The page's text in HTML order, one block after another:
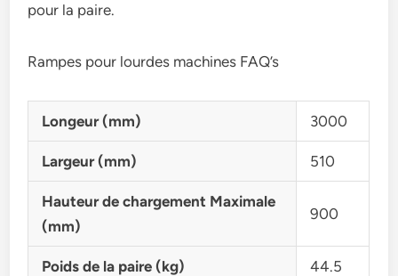
pour la paire.
Rampes pour lourdes machines FAQ’s
Longeur (mm) 3000
Largeur (mm) 510
Hauteur de chargement Maximale
(mm)
900
Poids de la paire (kg) 44.5